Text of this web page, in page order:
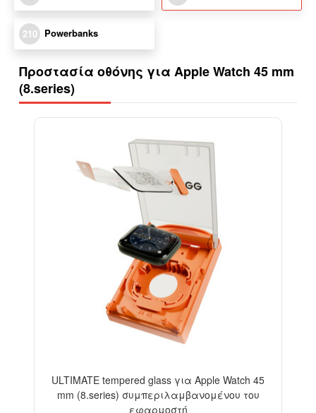
210 Powerbanks
Προστασία οθόνης για Apple Watch 45 mm
(8.series)
ULTIMATE tempered glass για Apple Watch 45
mm (8.series) συμπεριλαμβανομένου του
εφαρμοστή